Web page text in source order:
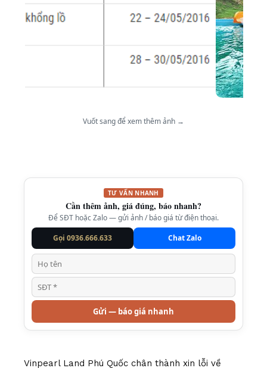
Vuốt sang để xem thêm ảnh →
TƯ VẤN NHANH
Cần thêm ảnh, giá đúng, báo nhanh?
Để SĐT hoặc Zalo — gửi ảnh / báo giá từ điện thoại.
Gọi 0936.666.633
Chat Zalo
Gửi — báo giá nhanh
Vinpearl Land Phú Quốc chân thành xin lỗi về